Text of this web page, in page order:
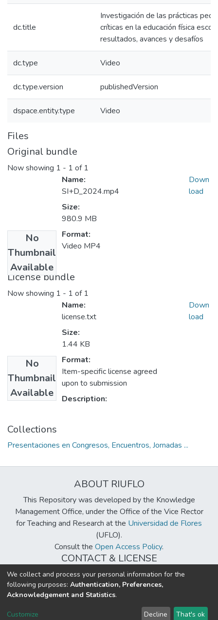
dc.title
Investigación de las prácticas
críticas en la educación física
resultados, avances y desafíos
dc.type Video
dc.type.version publishedVersion
dspace.entity.type Video
Files
Original bundle
Now showing 1 - 1 of 1
No
Thumbnail
Available
Name:
SI+D_2024.mp4
Size:
980.9 MB
Format:
Video MP4
Down
load
License bundle
Now showing 1 - 1 of 1
No
Thumbnail
Available
Name:
license.txt
Size:
1.44 KB
Format:
Item-specific license agreed
upon to submission
Description:
Down
load
Collections
Presentaciones en Congresos, Encuentros, Jornadas ...
ABOUT RIUFLO
This Repository was developed by the Knowledge
Management Office, under the Office of the Vice Rector
for Teaching and Research at the Universidad de Flores
(UFLO).
Consult the Open Access Policy.
CONTACT & LICENSE
biblioteca@uflouniversidad.edu.ar
Creative Commons LicenseBY-NC-ND 4.0
DSpace software copyright © 2002-2026 LYRASIS
We collect and process your personal information for the
following purposes: Authentication, Preferences,
Acknowledgement and Statistics.
Customize Decline That's ok